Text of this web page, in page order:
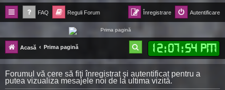
FAQ Reguli Forum Autentificare
Înregistrare
Forum Ecolomania™®
-= Idei pentru viitor =-
Acasă Prima pagină 12:07:55 PM
ă
u
Forumul vă cere să fiţi înregistrat şi autentificat pentru a
putea vizualiza mesajele noi de la ultima vizită.